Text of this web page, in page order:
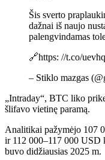
Šis sverto
dažnai iš naujo
palengvindamas
🔗https: //t.co/
– Stiklo mazgas
„Intraday“, BTC liko
šlifavo vietinę paramą.
Analitikai pažymėjo 107
ir 112 000–117 000 USD
buvo didžiausias 2025 m.